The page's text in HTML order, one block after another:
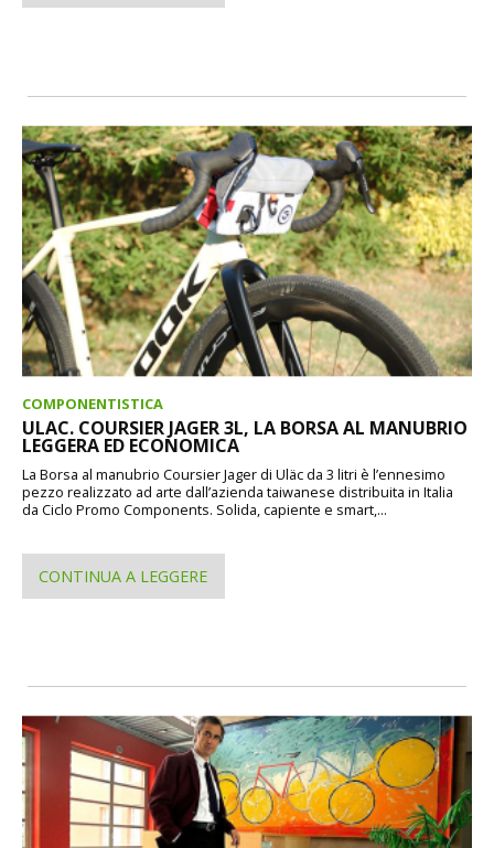
COMPONENTISTICA
ULAC. COURSIER JAGER 3L, LA BORSA AL MANUBRIO
LEGGERA ED ECONOMICA
La Borsa al manubrio Coursier Jager di Uläc da 3 litri è l’ennesimo
pezzo realizzato ad arte dall’azienda taiwanese distribuita in Italia
da Ciclo Promo Components. Solida, capiente e smart,...
CONTINUA A LEGGERE